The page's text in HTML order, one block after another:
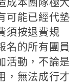
成本團隊極大
可能已經代墊
須按退費規
名的所有團員
活動，不論是
，無法成行才